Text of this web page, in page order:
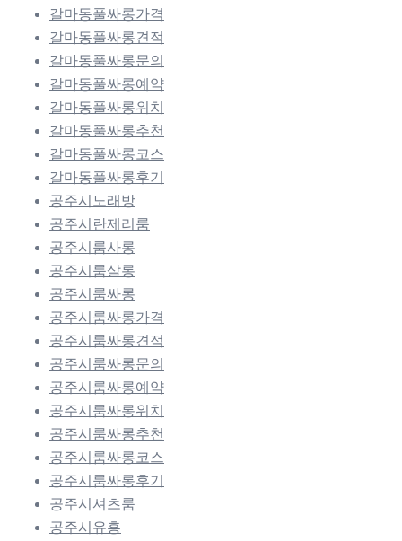
갈마동풀싸롱가격
갈마동풀싸롱견적
갈마동풀싸롱문의
갈마동풀싸롱예약
갈마동풀싸롱위치
갈마동풀싸롱추천
갈마동풀싸롱코스
갈마동풀싸롱후기
공주시노래방
공주시란제리룸
공주시룸사롱
공주시룸살롱
공주시룸싸롱
공주시룸싸롱가격
공주시룸싸롱견적
공주시룸싸롱문의
공주시룸싸롱예약
공주시룸싸롱위치
공주시룸싸롱추천
공주시룸싸롱코스
공주시룸싸롱후기
공주시셔츠룸
공주시유흥